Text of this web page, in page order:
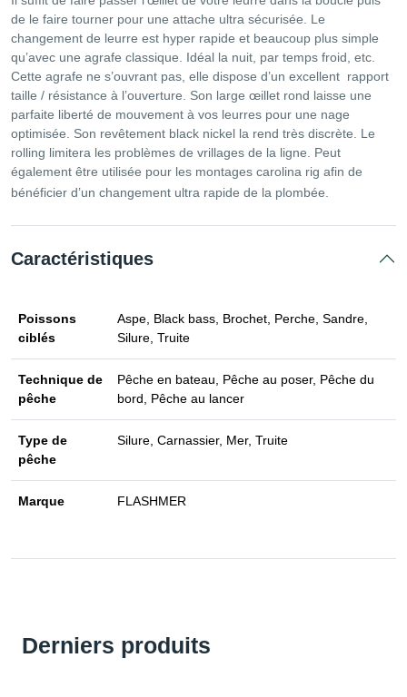
de le faire tourner pour une attache ultra sécurisée. Le
changement de leurre est hyper rapide et beaucoup plus simple
qu’avec une agrafe classique. Idéal la nuit, par temps froid, etc.
Cette agrafe ne s’ouvrant pas, elle dispose d’un excellent rapport
taille / résistance à l’ouverture. Son large œillet rond laisse une
parfaite liberté de mouvement à vos leurres pour une nage
optimisée. Son revêtement black nickel la rend très discrète. Le
rolling limitera les problèmes de vrillages de la ligne. Peut
également être utilisée pour les montages carolina rig afin de
bénéficier d’un changement ultra rapide de la plombée.
Caractéristiques
Poissons
ciblés
Aspe, Black bass, Brochet, Perche, Sandre,
Silure, Truite
Technique de
pêche
Pêche en bateau, Pêche au poser, Pêche du
bord, Pêche au lancer
Type de
pêche
Silure, Carnassier, Mer, Truite
Marque FLASHMER
Derniers produits